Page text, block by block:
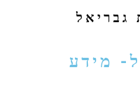
גבריאל
מידע